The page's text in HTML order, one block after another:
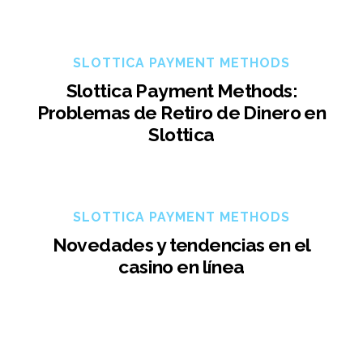
SLOTTICA PAYMENT METHODS
Slottica Payment Methods:
Problemas de Retiro de Dinero en
Slottica
SLOTTICA PAYMENT METHODS
Novedades y tendencias en el
casino en línea